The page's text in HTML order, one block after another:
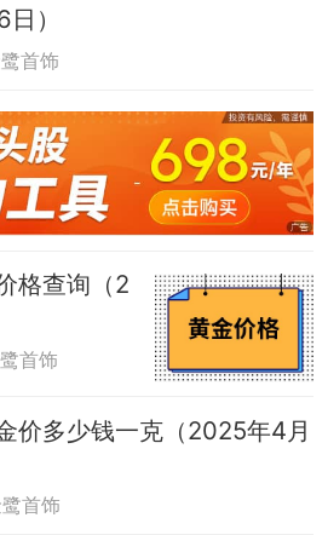
）
首饰
格查询（2
首饰
价多少钱一克（2025年4月
首饰